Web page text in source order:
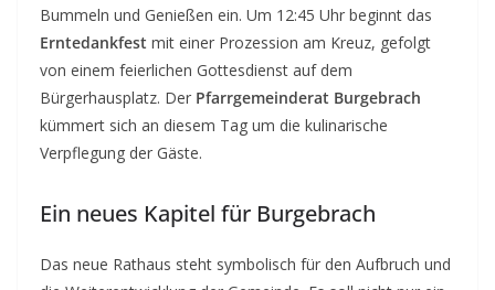
Bummeln und Genießen ein. Um 12:45 Uhr beginnt das
Erntedankfest mit einer Prozession am Kreuz, gefolgt
von einem feierlichen Gottesdienst auf dem
Bürgerhausplatz. Der Pfarrgemeinderat Burgebrach
kümmert sich an diesem Tag um die kulinarische
Verpflegung der Gäste.
Ein neues Kapitel für Burgebrach
Das neue Rathaus steht symbolisch für den Aufbruch und